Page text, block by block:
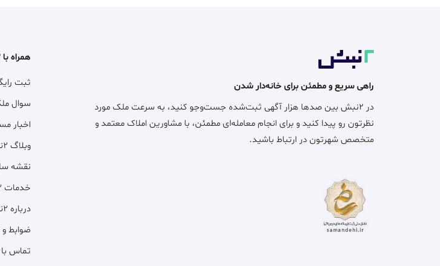
راهی سریع و مطمئن برای خانه‌دار شدن
در ۲نبش بین صدها هزار آگهی ثبت‌شده جست‌وجو کنید، به سرعت ملک مورد
نظرتون رو پیدا کنید و برای انجام معامله‌ای مطمئن، با مشاورین املاک معتمد و
متخصص شهرتون در ارتباط باشید.
همراه با ۲نبش
ثبت
سوال
اخبار
وبلاگ ۲نبش
نقشه
خدمات ۲نبش
درباره ۲نبش
ضوابط و
تماس با ۲نبش